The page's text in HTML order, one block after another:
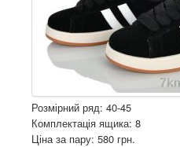
Розмірний ряд: 40-45
Комплектація ящика: 8
Ціна за пару: 580 грн.